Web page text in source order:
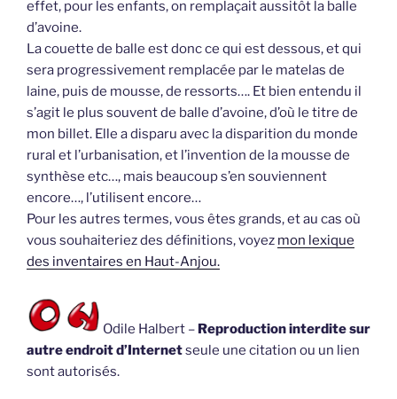
effet, pour les enfants, on remplaçait aussitôt la balle
d’avoine.
La couette de balle est donc ce qui est dessous, et qui
sera progressivement remplacée par le matelas de
laine, puis de mousse, de ressorts…. Et bien entendu il
s’agit le plus souvent de balle d’avoine, d’où le titre de
mon billet. Elle a disparu avec la disparition du monde
rural et l’urbanisation, et l’invention de la mousse de
synthèse etc…, mais beaucoup s’en souviennent
encore…, l’utilisent encore…
Pour les autres termes, vous êtes grands, et au cas où
vous souhaiteriez des définitions, voyez mon lexique
des inventaires en Haut-Anjou.
Odile Halbert – Reproduction interdite sur
autre endroit d’Internetseule une citation ou un lien
sont autorisés.